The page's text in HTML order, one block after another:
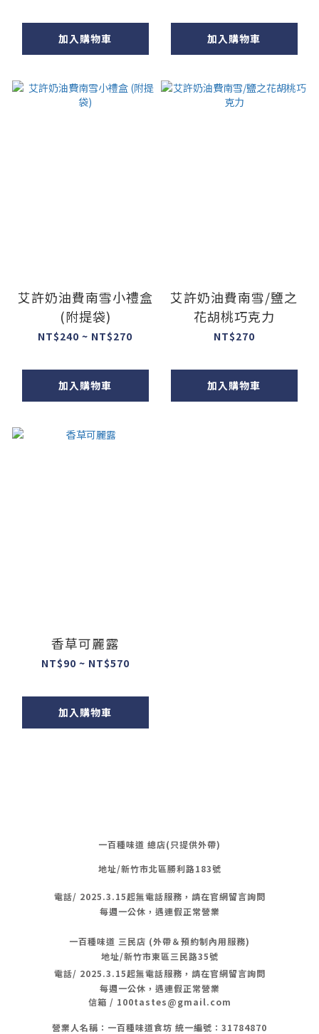
加入購物車 加入購物車
艾許奶油費南雪小禮盒
(附提袋)
NT$240 ~ NT$270
加入購物車
艾許奶油費南雪/鹽之
花胡桃巧克力
NT$270
加入購物車
香草可麗露
NT$90 ~ NT$570
加入購物車
一百種味道 總店(只提供外帶)
地址/新竹市北區勝利路183號
電話/ 2025.3.15起無電話服務，請在官網留言詢問
每週一公休，遇連假正常營業
一百種味道 三民店 (外帶＆預約制內用服務)
地址/新竹市東區三民路35號
電話/ 2025.3.15起無電話服務，請在官網留言詢問
每週一公休，遇連假正常營業
信箱 / 100tastes@gmail.com
營業人名稱：一百種味道食坊 統一編號：31784870